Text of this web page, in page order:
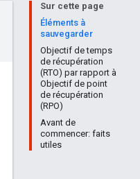
Sur cette page
Éléments à
sauvegarder
Objectif de temps
de récupération
(RTO) par rapport à
Objectif de point
de récupération
(RPO)
Avant de
commencer: faits
utiles